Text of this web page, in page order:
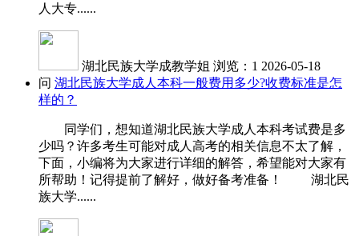
人大专......
湖北民族大学成教学姐 浏览：1 2026-05-18
问 湖北民族大学成人本科一般费用多少?收费标准是怎
样的？
同学们，想知道湖北民族大学成人本科考试费是多
少吗？许多考生可能对成人高考的相关信息不太了解，
下面，小编将为大家进行详细的解答，希望能对大家有
所帮助！记得提前了解好，做好备考准备！ 湖北民
族大学......